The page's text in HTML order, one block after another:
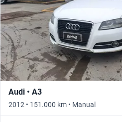
Audi • A3
2012 • 151.000 km • Manual